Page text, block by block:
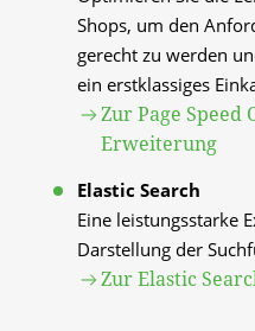
Shops, um den
gerecht zu werden
ein erstklassiges
Zur Page Speed
Erweiterung
Elastic Search
Eine leistungsstarke
Darstellung der
Zur Elastic